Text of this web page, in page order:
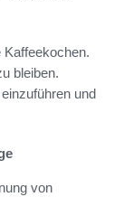
Kaffeekochen.
bleiben.
und
von